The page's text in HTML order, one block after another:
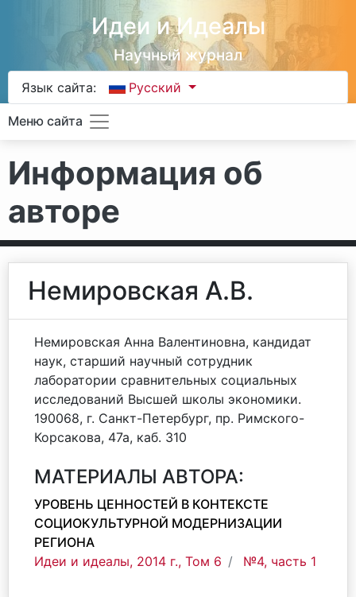
Идеи и Идеалы
Научный журнал
Язык сайта: Русский
Меню сайта
Информация об
авторе
Немировская А.В.
Немировская Анна Валентиновна, кандидат
наук, старший научный сотрудник
лаборатории сравнительных социальных
исследований Высшей школы экономики.
190068, г. Санкт-Петербург, пр. Римского-
Корсакова, 47а, каб. 310
МАТЕРИАЛЫ АВТОРА:
УРОВЕНЬ ЦЕННОСТЕЙ В КОНТЕКСТЕ
СОЦИОКУЛЬТУРНОЙ МОДЕРНИЗАЦИИ
РЕГИОНА
Идеи и идеалы, 2014 г., Том 6
№4, часть 1